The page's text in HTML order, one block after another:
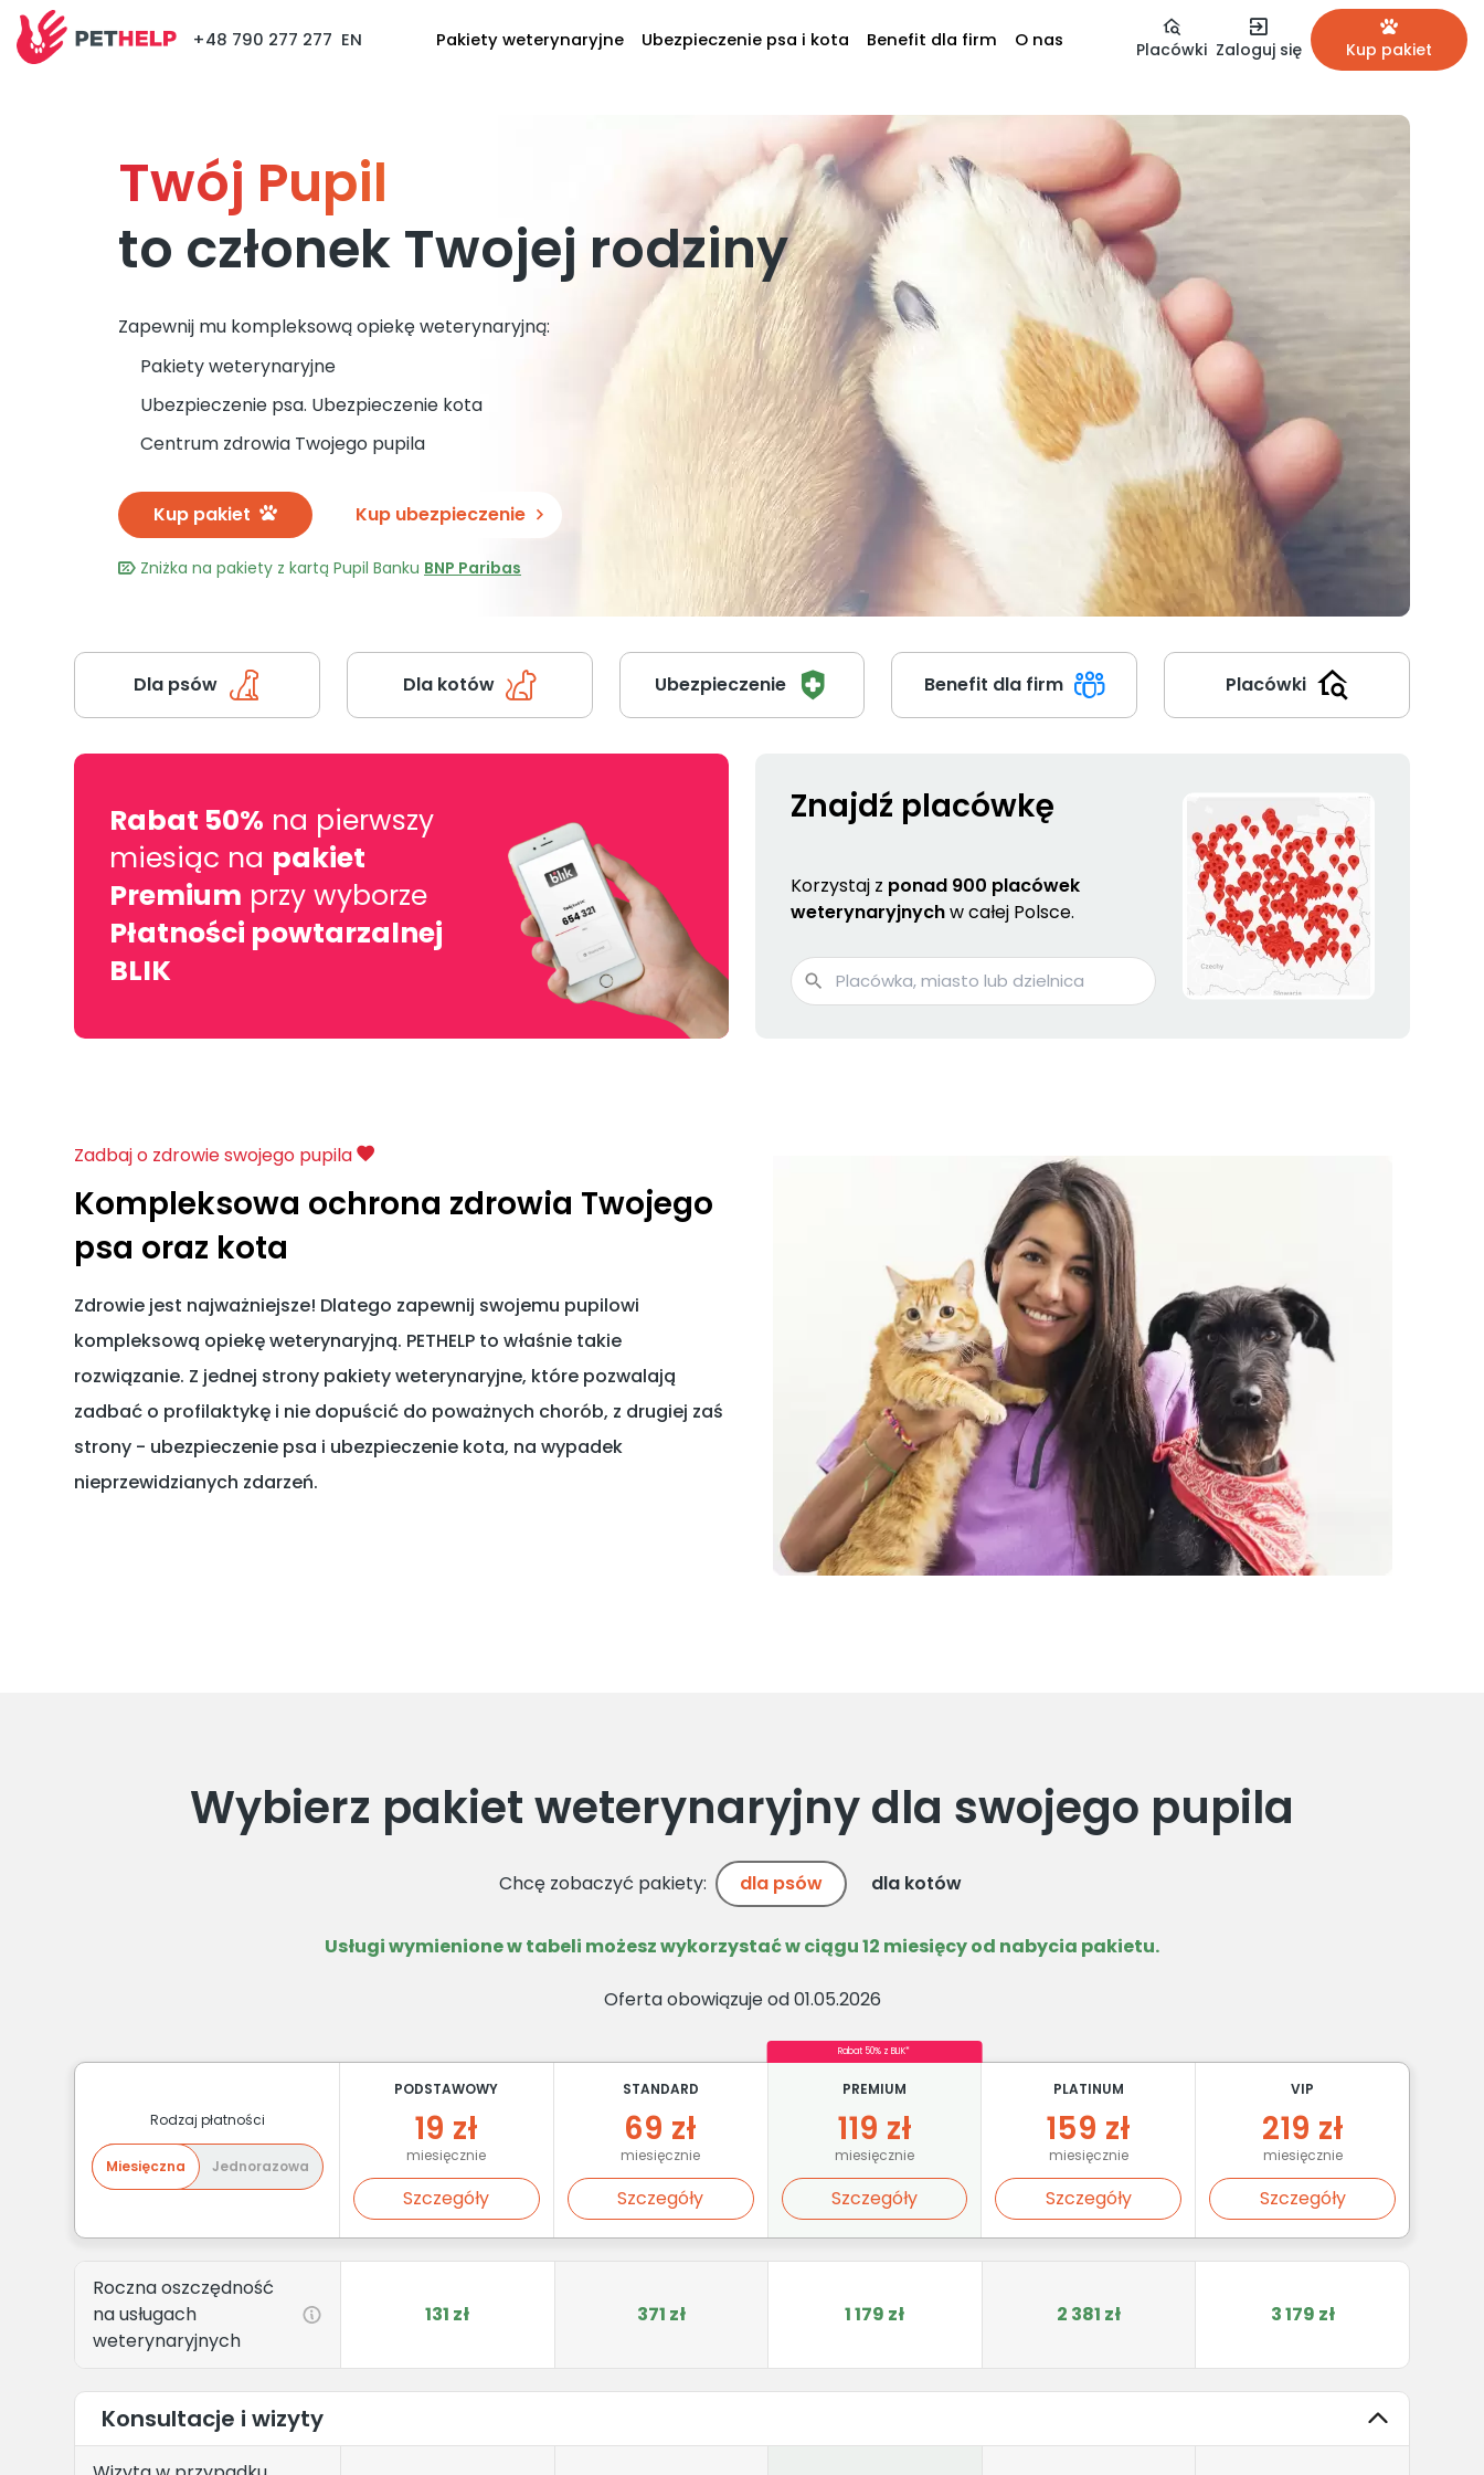
+48 790 277 277 EN Pakiety weterynaryjne Ubezpieczenie psa i kota Benefit dla firm O nas Placówki Zaloguj się Kup pakiet
Twój Pupil
to członek Twojej rodziny
Zapewnij mu kompleksową opiekę weterynaryjną:
Pakiety weterynaryjne
Ubezpieczenie psa. Ubezpieczenie kota
Centrum zdrowia Twojego pupila
Kup pakiet Kup ubezpieczenie
Zniżka na pakiety z kartą Pupil Banku BNP Paribas
Dla psów Dla kotów Ubezpieczenie Benefit dla firm Placówki
Rabat 50% na pierwszy
miesiąc na pakiet
Premium przy wyborze
Płatności powtarzalnej
BLIK
Znajdź placówkę
Korzystaj z ponad 900 placówek
weterynaryjnychw całej Polsce.
Zadbaj o zdrowie swojego pupila
Kompleksowa ochrona zdrowia Twojego
psa oraz kota
Zdrowie jest najważniejsze! Dlatego zapewnij swojemu pupilowi
kompleksową opiekę weterynaryjną. PETHELP to właśnie takie
rozwiązanie. Z jednej strony pakiety weterynaryjne, które pozwalają
zadbać o profilaktykę i nie dopuścić do poważnych chorób, z drugiej zaś
strony - ubezpieczenie psa i ubezpieczenie kota, na wypadek
nieprzewidzianych zdarzeń.
Wybierz pakiet weterynaryjny dla swojego pupila
Chcę zobaczyć pakiety: dla psów dla kotów
Usługi wymienione w tabeli możesz wykorzystać w ciągu 12 miesięcy od nabycia pakietu.
Oferta obowiązuje od 01.05.2026
Rodzaj płatności
Miesięczna Jednorazowa
PODSTAWOWY
19 zł
miesięcznie
Szczegóły
STANDARD
69 zł
miesięcznie
Szczegóły
Rabat 50% z BLIK*
PREMIUM
119 zł
miesięcznie
Szczegóły
PLATINUM
159 zł
miesięcznie
Szczegóły
VIP
219 zł
miesięcznie
Szczegóły
Roczna oszczędność
na usługach
weterynaryjnych
131 zł 371 zł 1 179 zł 2 381 zł 3 179 zł
Konsultacje i wizyty